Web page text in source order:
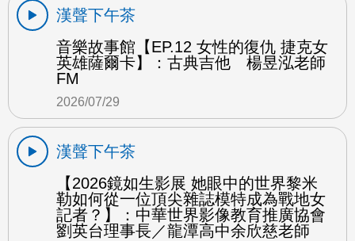
漢聲下午茶
音樂故事館【EP.12 女性的復仇 捷克女
英雄薩爾卡】：古典吉他 楊昱泓老師
FM
2026/07/29
漢聲下午茶
【2026鏡如生影展 她眼中的世界黎米
勒如何從一位頂尖雜誌模特成為戰地女
記者？】：中華世界影像教育推廣協會
劉英台理事長／龍潭高中余欣慈老師